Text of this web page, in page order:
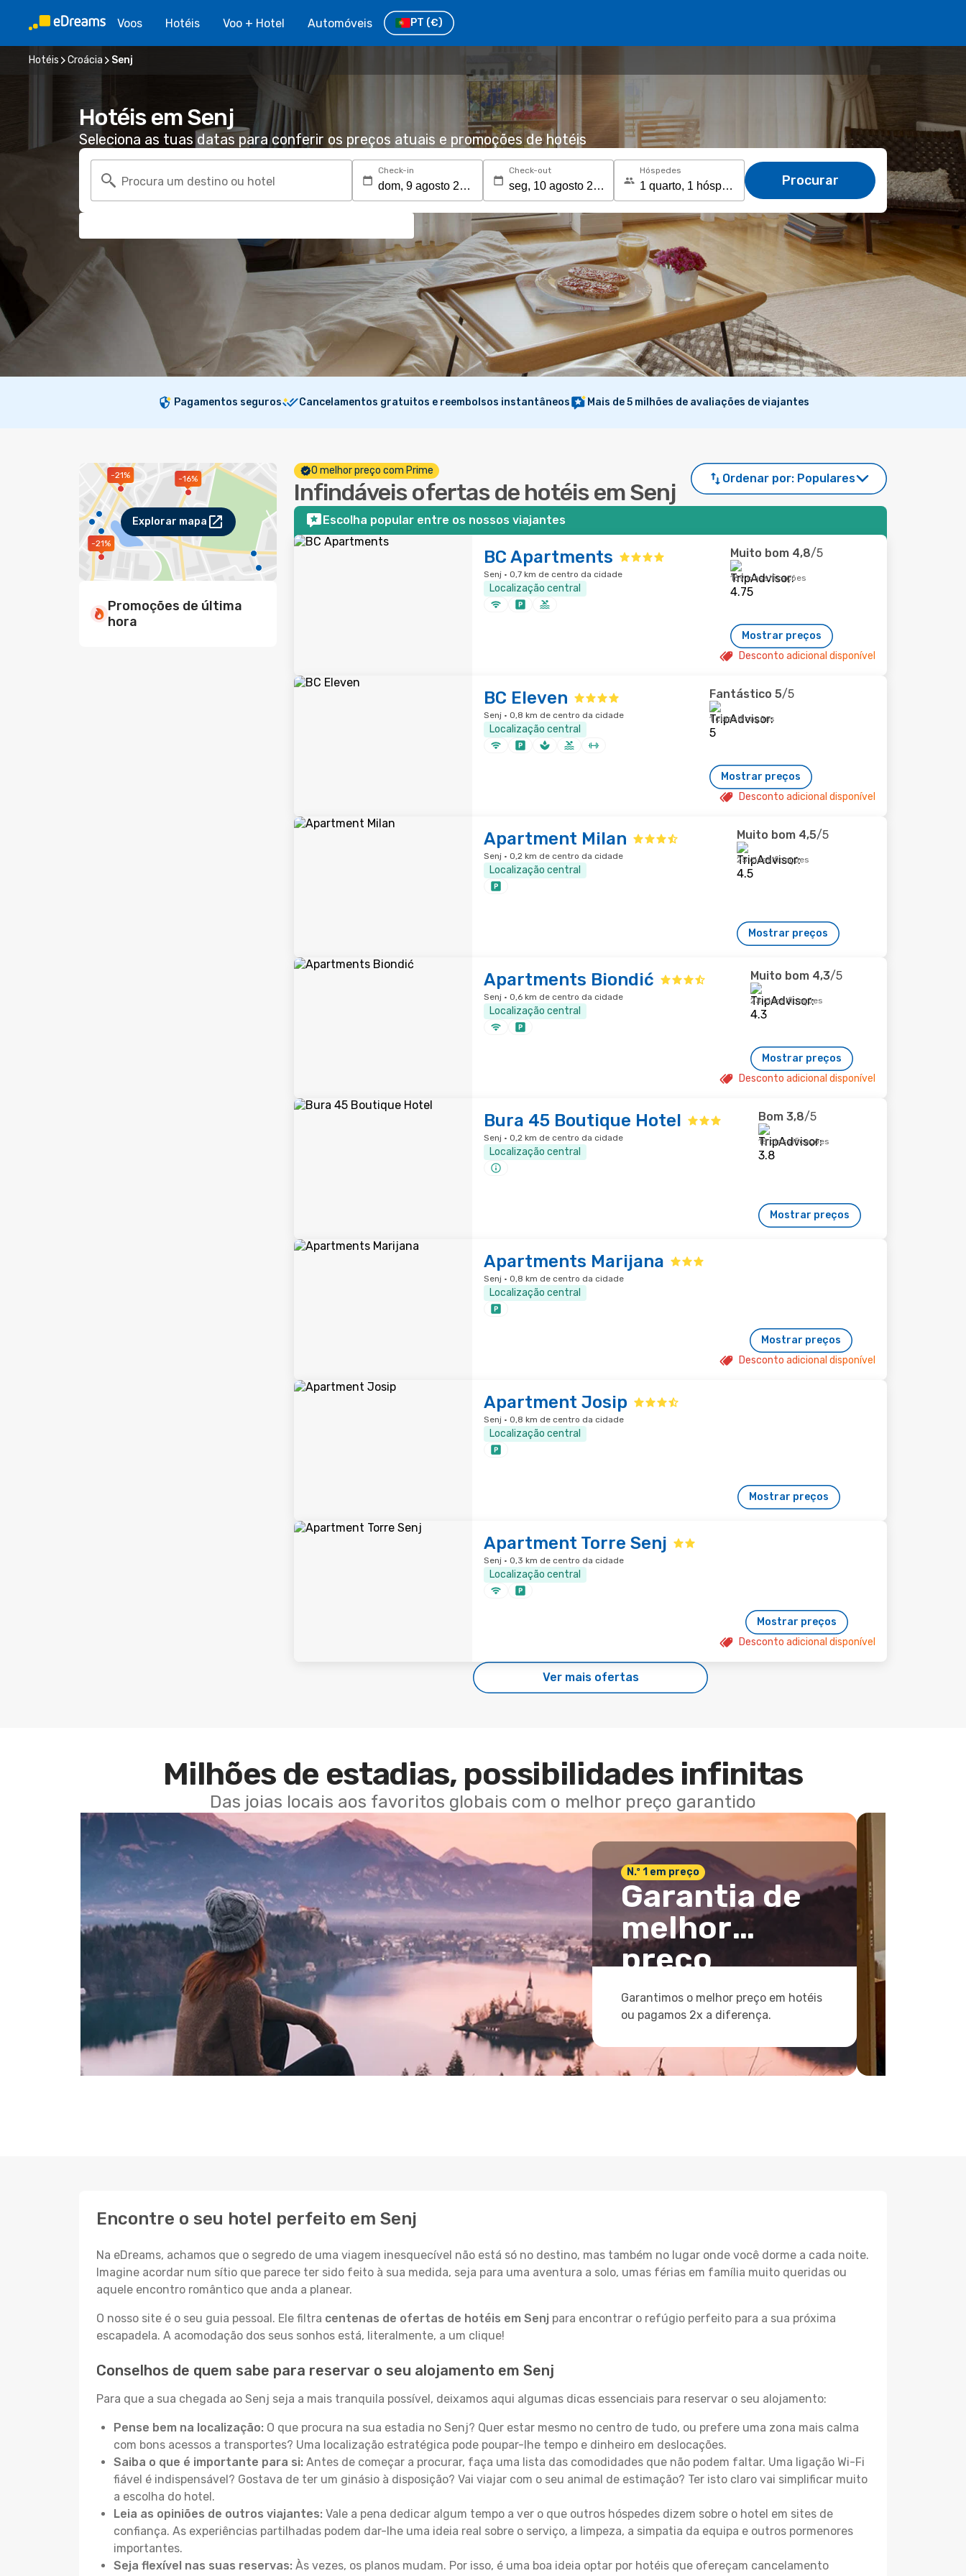
Voos Hotéis Voo + Hotel Automóveis PT (€)
Hotéis Croácia Senj
Hotéis em Senj
Seleciona as tuas datas para conferir os preços atuais e promoções de hotéis
Procura um destino ou hotel
Check-in Check-out Hóspedes
Procurar
Pagamentos seguros Cancelamentos gratuitos e reembolsos instantâneos Mais de 5 milhões de avaliações de viajantes
-21%
-21%
-16%
Explorar mapa
Promoções de última
hora
O melhor preço com Prime
Infindáveis ofertas de hotéis em Senj
Ordenar por: Populares
Escolha popular entre os nossos viajantes
BC Apartments
Senj · 0,7 km de centro da cidade
Localização central
Muito bom 4,8/5
169 classificações
Mostrar preços
Desconto adicional disponível
BC Eleven
Senj · 0,8 km de centro da cidade
Localização central
Fantástico 5/5
1 classificações
Mostrar preços
Desconto adicional disponível
Apartment Milan
Senj · 0,2 km de centro da cidade
Localização central
Muito bom 4,5/5
25 classificações
Mostrar preços
Apartments Biondić
Senj · 0,6 km de centro da cidade
Localização central
Muito bom 4,3/5
23 classificações
Mostrar preços
Desconto adicional disponível
Bura 45 Boutique Hotel
Senj · 0,2 km de centro da cidade
Localização central
Bom 3,8/5
18 classificações
Mostrar preços
Apartments Marijana
Senj · 0,8 km de centro da cidade
Localização central
Mostrar preços
Desconto adicional disponível
Apartment Josip
Senj · 0,8 km de centro da cidade
Localização central
Mostrar preços
Apartment Torre Senj
Senj · 0,3 km de centro da cidade
Localização central
Mostrar preços
Desconto adicional disponível
Ver mais ofertas
Milhões de estadias, possibilidades infinitas
Das joias locais aos favoritos globais com o melhor preço garantido
N.º 1 em preço
Garantia de
melhor
preço
Garantimos o melhor preço em hotéis
ou pagamos 2x a diferença.
Encontre o seu hotel perfeito em Senj
Na eDreams, achamos que o segredo de uma viagem inesquecível não está só no destino, mas também no lugar onde você dorme a cada noite.
Imagine acordar num sítio que parece ter sido feito à sua medida, seja para uma aventura a solo, umas férias em família muito queridas ou
aquele encontro romântico que anda a planear.
O nosso site é o seu guia pessoal. Ele filtra centenas de ofertas de hotéis em Senj para encontrar o refúgio perfeito para a sua próxima
escapadela. A acomodação dos seus sonhos está, literalmente, a um clique!
Conselhos de quem sabe para reservar o seu alojamento em Senj
Para que a sua chegada ao Senj seja a mais tranquila possível, deixamos aqui algumas dicas essenciais para reservar o seu alojamento:
Pense bem na localização: O que procura na sua estadia no Senj? Quer estar mesmo no centro de tudo, ou prefere uma zona mais calma
com bons acessos a transportes? Uma localização estratégica pode poupar-lhe tempo e dinheiro em deslocações.
Saiba o que é importante para si: Antes de começar a procurar, faça uma lista das comodidades que não podem faltar. Uma ligação Wi-Fi
fiável é indispensável? Gostava de ter um ginásio à disposição? Vai viajar com o seu animal de estimação? Ter isto claro vai simplificar muito
a escolha do hotel.
Leia as opiniões de outros viajantes: Vale a pena dedicar algum tempo a ver o que outros hóspedes dizem sobre o hotel em sites de
confiança. As experiências partilhadas podem dar-lhe uma ideia real sobre o serviço, a limpeza, a simpatia da equipa e outros pormenores
importantes.
Seja flexível nas suas reservas: Às vezes, os planos mudam. Por isso, é uma boa ideia optar por hotéis que ofereçam cancelamento